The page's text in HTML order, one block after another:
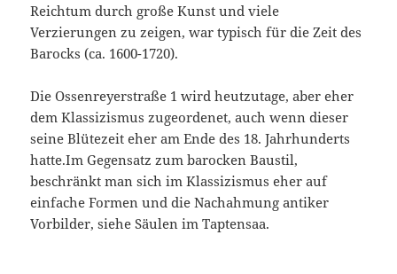
Reichtum durch große Kunst und viele
Verzierungen zu zeigen, war typisch für die Zeit des
Barocks (ca. 1600-1720).
Die Ossenreyerstraße 1 wird heutzutage, aber eher
dem Klassizismus zugeordenet, auch wenn dieser
seine Blütezeit eher am Ende des 18. Jahrhunderts
hatte.Im Gegensatz zum barocken Baustil,
beschränkt man sich im Klassizismus eher auf
einfache Formen und die Nachahmung antiker
Vorbilder, siehe Säulen im Taptensaa.